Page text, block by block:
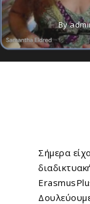
By
Σήμερα